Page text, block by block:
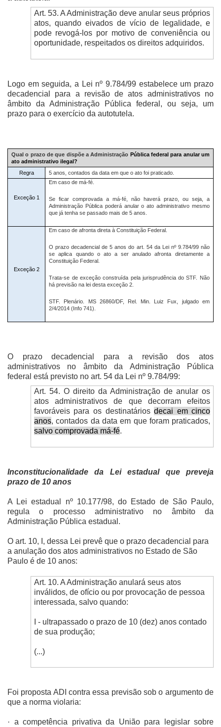
Art. 53. A Administração deve anular seus próprios
atos, quando eivados de vício de legalidade, e
pode revogá-los por motivo de conveniência ou
oportunidade, respeitados os direitos adquiridos.
Logo em seguida, a Lei nº 9.784/99 estabelece um prazo
decadencial para a revisão de atos administrativos no
âmbito da Administração Pública federal, ou seja, um
prazo para o exercício da autotutela.
Qual o prazo de que dispõe a Administração Pública federal para anular um
ato administrativo ilegal?
Regra
5 anos, contados da data em que o ato foi praticado.
Exceção 1
Em caso de má-fé.
Se ficar comprovada a má-fé, não haverá prazo, ou seja, a
Administração Pública poderá anular o ato administrativo mesmo
que já tenha se passado mais de 5 anos.
Exceção 2
Em caso de afronta direta à Constituição Federal.
O prazo decadencial de 5 anos do art. 54 da Lei nº 9.784/99 não
se aplica quando o ato a ser anulado afronta diretamente a
Constituição Federal.
Trata-se de exceção construída pela jurisprudência do STF. Não
há previsão na lei desta exceção 2.
STF. Plenário. MS 26860/DF, Rel. Min. Luiz Fux, julgado em
2/4/2014 (Info 741).
O prazo decadencial para a revisão dos atos
administrativos no âmbito da Administração Pública
federal está previsto no art. 54 da Lei nº 9.784/99:
Art. 54. O direito da Administração de anular os
atos administrativos de que decorram efeitos
favoráveis para os destinatáriosdecai em cinco
anos, contados da data em que foram praticados,
salvo comprovada má-fé.
Inconstitucionalidade da Lei estadual que preveja
prazo de 10 anos
A Lei estadual nº 10.177/98, do Estado de São Paulo,
regula o processo administrativo no âmbito da
Administração Pública estadual.
O art. 10, I, dessa Lei prevê que o prazo decadencial para
a anulação dos atos administrativos no Estado de São
Paulo é de 10 anos:
Art. 10. A Administração anulará seus atos
inválidos, de ofício ou por provocação de pessoa
interessada, salvo quando:
I - ultrapassado o prazo de 10 (dez) anos contado
de sua produção;
(...)
Foi proposta ADI contra essa previsão sob o argumento de
que a norma violaria:
· a competência privativa da União para legislar sobre